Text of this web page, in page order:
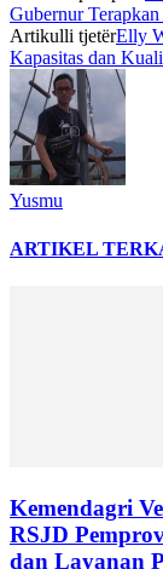
Gubernur
Artikulli tjetërElly
Kapasitas dan
Yusmu
ARTIKEL
Kemendagri
RSJD
dan Layanan